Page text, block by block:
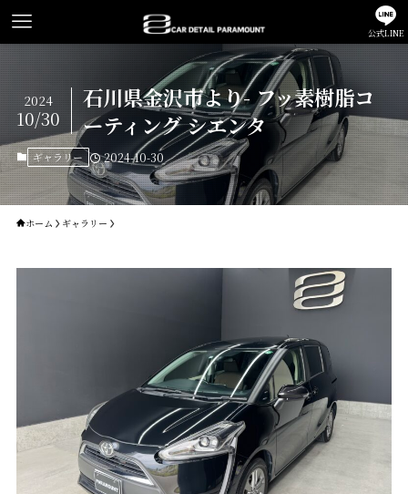
公式LINE
石川県金沢市より- フッ素樹脂コ
ーティング シエンタ
2024
10/30
ギャラリー 2024-10-30
ホーム ギャラリー